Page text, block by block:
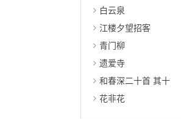
白云泉
江楼夕望招客
青门柳
遗爱寺
和春深二十首 其十
花非花